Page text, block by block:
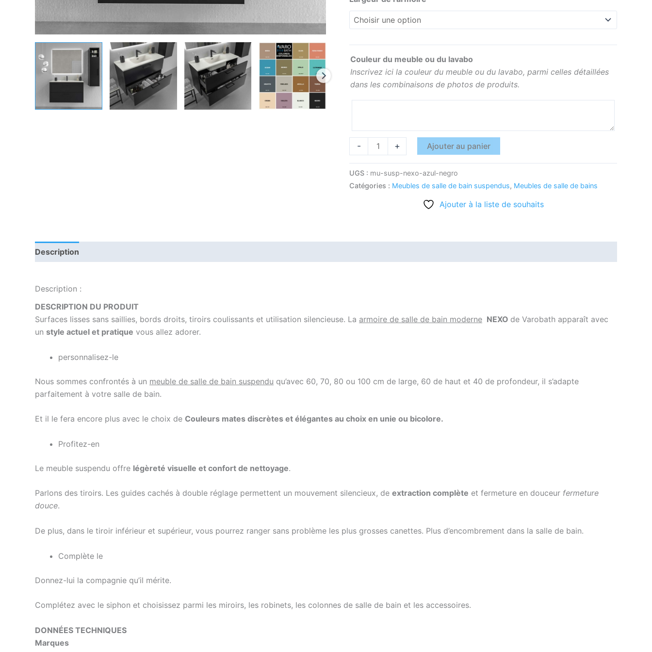
Couleur du meuble ou du lavabo
Inscrivez ici la couleur du meuble ou du lavabo, parmi celles détaillées
dans les combinaisons de photos de produits.
-
NOIR
+ Ajouter au panier
UGS : mu-susp-nexo-azul-negro
Catégories : Meubles de salle de bain suspendus, Meubles de salle de bains
Ajouter à la liste de souhaits
Description
Description :
DESCRIPTION DU PRODUIT
Surfaces lisses sans saillies, bords droits, tiroirs coulissants et utilisation silencieuse. La armoire de salle de bain moderne NEXO de Varobath apparaît avec
un style actuel et pratique vous allez adorer.
personnalisez-le
Nous sommes confrontés à un meuble de salle de bain suspendu qu’avec 60, 70, 80 ou 100 cm de large, 60 de haut et 40 de profondeur, il s’adapte
parfaitement à votre salle de bain.
Et il le fera encore plus avec le choix de Couleurs mates discrètes et élégantes au choix en unie ou bicolore.
Profitez-en
Le meuble suspendu offre légèreté visuelle et confort de nettoyage.
Parlons des tiroirs. Les guides cachés à double réglage permettent un mouvement silencieux, de extraction complète et fermeture en douceur fermeture
douce.
De plus, dans le tiroir inférieur et supérieur, vous pourrez ranger sans problème les plus grosses canettes. Plus d’encombrement dans la salle de bain.
Complète le
Donnez-lui la compagnie qu’il mérite.
Complétez avec le siphon et choisissez parmi les miroirs, les robinets, les colonnes de salle de bain et les accessoires.
DONNÉES TECHNIQUES
Marques